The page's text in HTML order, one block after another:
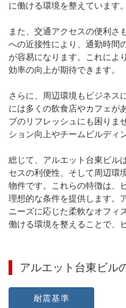
に働ける環境を整えています。
また、交通アクセスの便利さ
への近接性により、通勤時間
が容易になります。これによ
効率の向上が期待できます。
さらに、周辺環境もビジネス
には多くの飲食店やカフェが
ブのリフレッシュにも困りま
ション向上やチームビルディ
総じて、アルエット台東ビル
セスの利便性、そして周辺環
物件です。これらの特徴は、
理想的な条件を提供します。
ニーズに応じた柔軟なオフィ
働ける環境を整えることで、
アルエット台東ビル
耐震基準